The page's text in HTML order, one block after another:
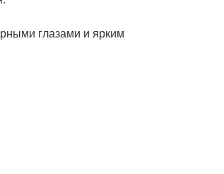
глазами и ярким